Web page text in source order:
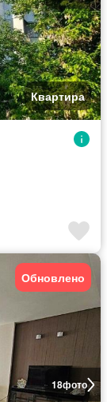
Квартира
18фото
Обновлено